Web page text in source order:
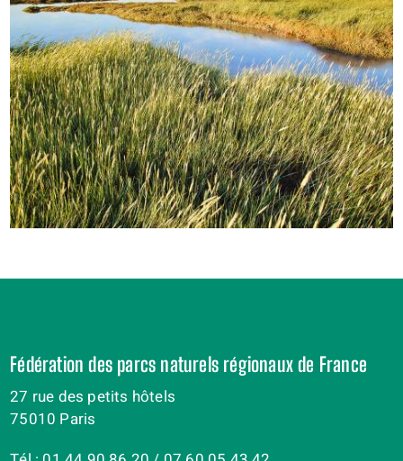
Fédération des parcs naturels régionaux de France
27 rue des petits hôtels
75010 Paris